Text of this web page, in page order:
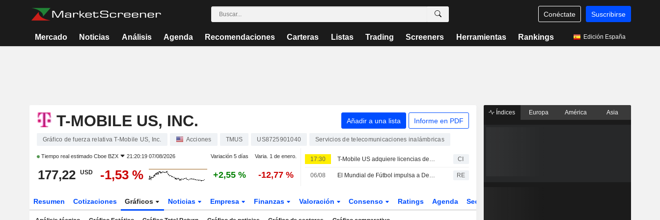
Conéctate Suscribirse
Mercado Noticias Análisis Agenda Recomendaciones Carteras Listas Trading Screeners Herramientas Rankings Edición España
T-MOBILE US, INC. Añadir a una lista Informe en PDF
Gráfico de fuerza relativa T-Mobile US, Inc. Acciones TMUS US8725901040 Servicios de telecomunicaciones inalámbricas
Tiempo real estimado Cboe BZX 21:20:19 07/08/2026 Variación 5 días Varia. 1 de enero.
177,22 USD -1,53 % +2,55 % -12,77 %
17:30 T-Mobile US adquiere licencias de espectro de Array Digital Infrastructure por 86,4 millones USD CI
06/08 El Mundial de Fútbol impulsa a Deutsche Telekom, que amplía su programa de recompra de acciones RE
Resumen Cotizaciones Gráficos Noticias Empresa Finanzas Valoración Consenso Ratings Agenda Sector
Índices Europa América Asia